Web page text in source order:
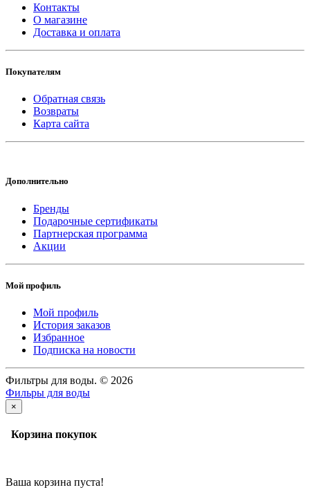
Контакты
О магазине
Доставка и оплата
Покупателям
Обратная связь
Возвраты
Карта сайта
Дополнительно
Бренды
Подарочные сертификаты
Партнерская программа
Акции
Мой профиль
Мой профиль
История заказов
Избранное
Подписка на новости
Фильтры для воды. © 2026
Фильры для воды
×
Корзина покупок
Ваша корзина пуста!